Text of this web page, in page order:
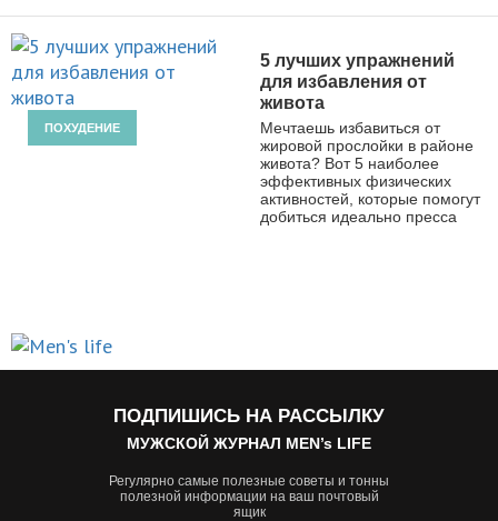
ПОХУДЕНИЕ
5 лучших упражнений
для избавления от
живота
Мечтаешь избавиться от
жировой прослойки в районе
живота? Вот 5 наиболее
эффективных физических
активностей, которые помогут
добиться идеально пресса
ПОДПИШИСЬ НА РАССЫЛКУ
МУЖСКОЙ ЖУРНАЛ MEN’s LIFE
Регулярно самые полезные советы и тонны
полезной информации на ваш почтовый
ящик